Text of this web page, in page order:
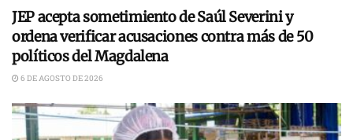
JEP acepta sometimiento de Saúl Severini y
ordena verificar acusaciones contra más de 50
políticos del Magdalena
6 DE AGOSTO DE 2026